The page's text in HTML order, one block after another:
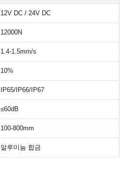
12V DC / 24V DC
12000N
1.4-1.5mm/s
10%
IP65/IP66/IP67
≤60dB
100-800mm
알루미늄 합금